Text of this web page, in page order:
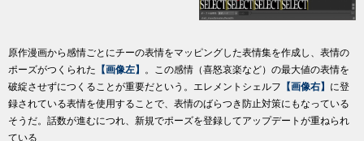
原作漫画から感情ごとにチーの表情をマッピングした表情集を作成し、表情の
ポーズがつくられた 【画像左】 。この感情（喜怒哀楽など）の最大値の表情を
破綻させずにつくることが重要だという。エレメントシェルフ 【画像右】 に登
録されている表情を使用することで、表情のばらつき防止対策にもなっている
そうだ。話数が進むにつれ、新規でポーズを登録してアップデートが重ねられ
ている